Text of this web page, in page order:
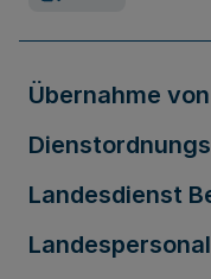
Übernahme von
Landesdienst